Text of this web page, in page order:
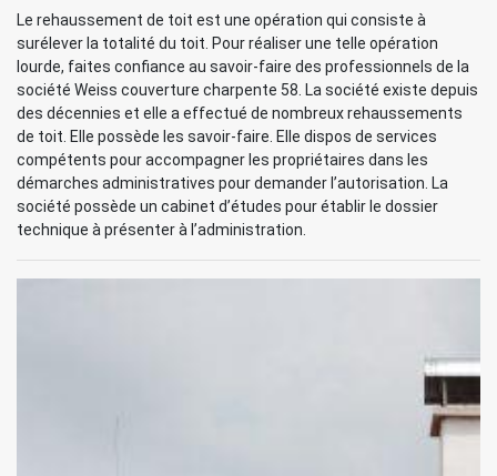
Le rehaussement de toit est une opération qui consiste à
surélever la totalité du toit. Pour réaliser une telle opération
lourde, faites confiance au savoir-faire des professionnels de la
société Weiss couverture charpente 58. La société existe depuis
des décennies et elle a effectué de nombreux rehaussements
de toit. Elle possède les savoir-faire. Elle dispos de services
compétents pour accompagner les propriétaires dans les
démarches administratives pour demander l’autorisation. La
société possède un cabinet d’études pour établir le dossier
technique à présenter à l’administration.